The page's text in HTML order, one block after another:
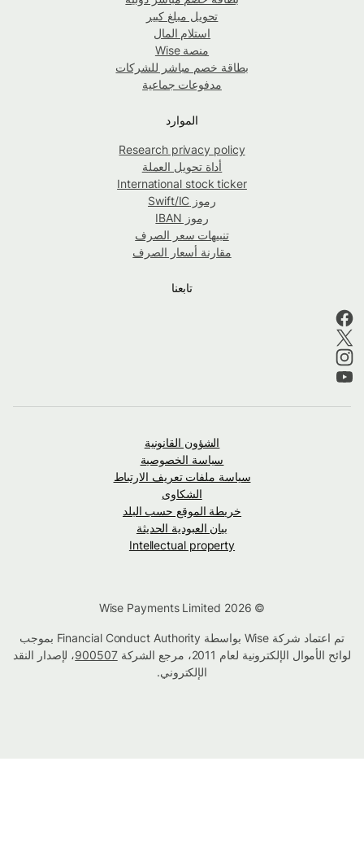
تحويل مبلغ كبير
استلام المال
منصة Wise
بطاقة خصم مباشر للشركات
مدفوعات جماعية
الموارد
Research privacy policy
أداة تحويل العملة
International stock ticker
رموز Swift/IC
رموز IBAN
تنبيهات سعر الصرف
مقارنة أسعار الصرف
تابعنا
الشؤون القانونية
سياسة الخصوصية
سياسة ملفات تعريف الارتباط
الشكاوى
خريطة الموقع حسب البلد
بيان العبودية الحديثة
Intellectual property
تم اعتماد شركة Wise بواسطة Financial Conduct Authority بموجب
لوائح الأموال الإلكترونية لعام 2011، مرجع الشركة
900507، لإصدار النقد
الإلكتروني.